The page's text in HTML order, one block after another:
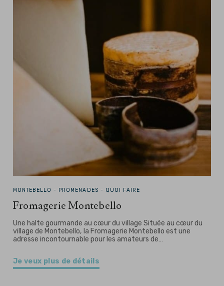
MONTEBELLO - PROMENADES - QUOI FAIRE
Fromagerie Montebello
Une halte gourmande au cœur du village Située au cœur du
village de Montebello, la Fromagerie Montebello est une
adresse incontournable pour les amateurs de…
Je veux plus de détails